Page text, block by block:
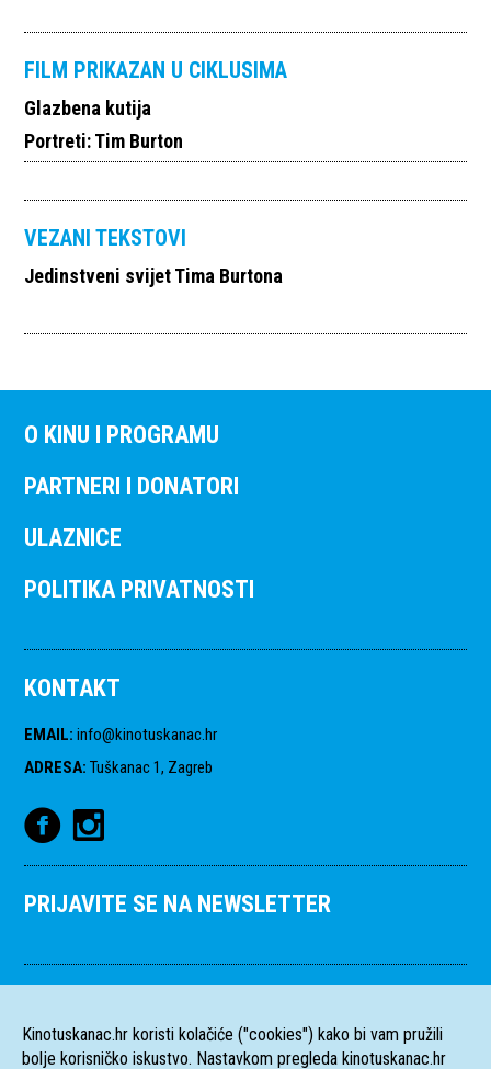
FILM PRIKAZAN U CIKLUSIMA
Glazbena kutija
Portreti: Tim Burton
VEZANI TEKSTOVI
Jedinstveni svijet Tima Burtona
O KINU I PROGRAMU
PARTNERI I DONATORI
ULAZNICE
POLITIKA PRIVATNOSTI
KONTAKT
EMAIL: info@kinotuskanac.hr
ADRESA: Tuškanac 1, Zagreb
PRIJAVITE SE NA NEWSLETTER
Kinotuskanac.hr koristi kolačiće ("cookies") kako bi vam pružili
bolje korisničko iskustvo. Nastavkom pregleda kinotuskanac.hr